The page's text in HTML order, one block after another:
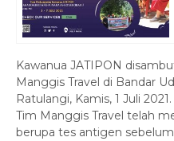
Kawanua JATIPON
Manggis Travel di Bandar
Ratulangi, Kamis, 1 Juli
Tim Manggis Travel telah
berupa tes antigen